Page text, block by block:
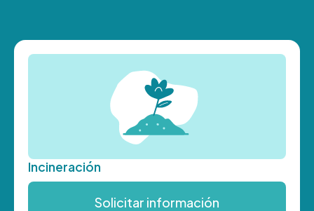
Incineración
Solicitar información